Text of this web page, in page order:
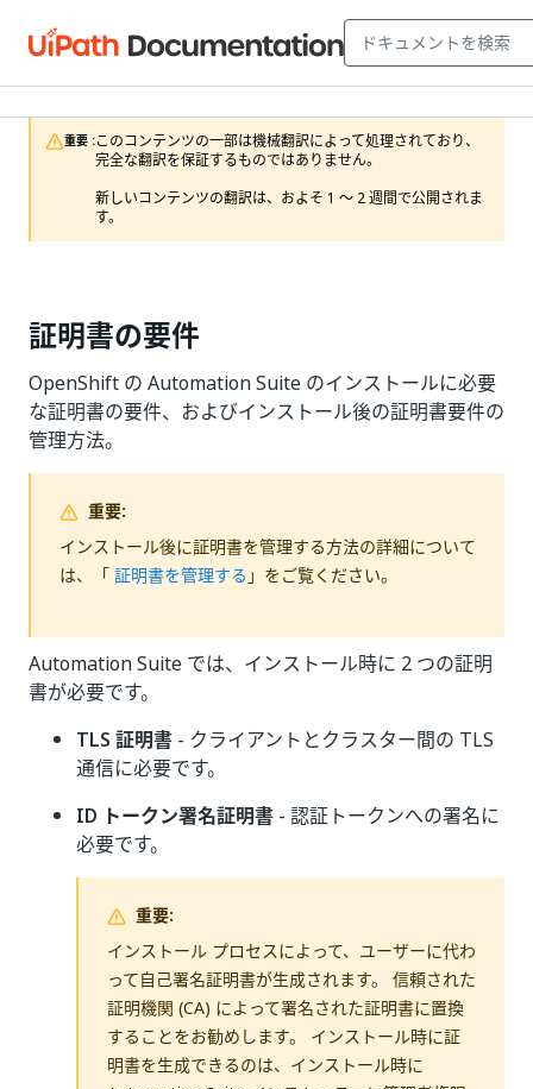
重要 :このコンテンツの一部は機械翻訳によって処理されており、
完全な翻訳を保証するものではありません。
新しいコンテンツの翻訳は、およそ 1 ～ 2 週間で公開されま
す。
証明書の要件
OpenShift の Automation Suite のインストールに必要
な証明書の要件、およびインストール後の証明書要件の
管理方法。
重要:
インストール後に証明書を管理する方法の詳細について
は、「証明書を管理する 」をご覧ください。
Automation Suite では、インストール時に 2 つの証明
書が必要です。
TLS 証明書 - クライアントとクラスター間の TLS
通信に必要です。
ID トークン署名証明書 - 認証トークンへの署名に
必要です。
重要:
インストール プロセスによって、ユーザーに代わ
って自己署名証明書が生成されます。 信頼された
証明機関 (CA) によって署名された証明書に置換
することをお勧めします。 インストール時に証
明書を生成できるのは、インストール時に